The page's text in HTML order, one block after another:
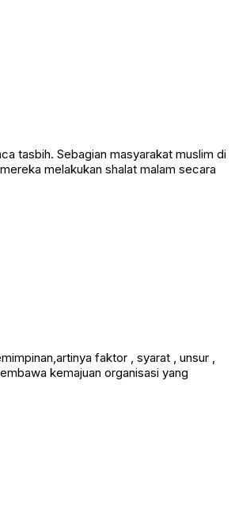
tasbih. Sebagian masyarakat muslim di
melakukan shalat malam secara
faktor , syarat , unsur ,
kemajuan organisasi yang